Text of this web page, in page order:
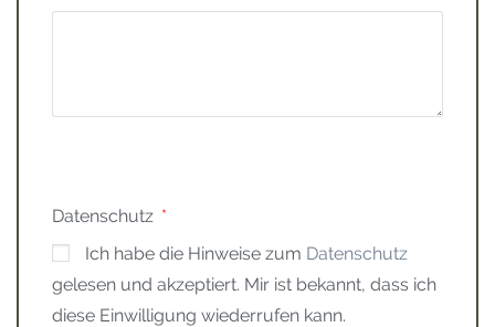
Datenschutz
Ich habe die Hinweise zum Datenschutz
gelesen und akzeptiert. Mir ist bekannt, dass ich
diese Einwilligung wiederrufen kann.